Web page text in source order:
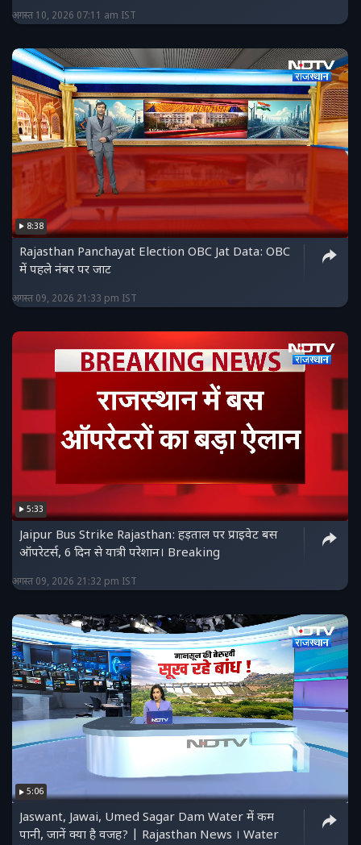
अगस्त 10, 2026 07:11 am IST
8:38
Rajasthan Panchayat Election OBC Jat Data: OBC
में पहले नंबर पर जाट
अगस्त 09, 2026 21:33 pm IST
5:33
Jaipur Bus Strike Rajasthan: हड़ताल पर प्राइवेट बस
ऑपरेटर्स, 6 दिन से यात्री परेशान। Breaking
अगस्त 09, 2026 21:32 pm IST
5:06
Jaswant, Jawai, Umed Sagar Dam Water में कम
पानी, जानें क्या है वजह? | Rajasthan News । Water